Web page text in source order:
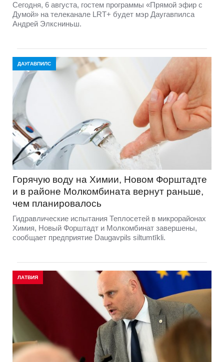
Сегодня, 6 августа, гостем программы «Прямой эфир с
Думой» на телеканале LRT+ будет мэр Даугавпилса
Андрей Элксниньш.
ДАУГАВПИЛС
Горячую воду на Химии, Новом Форштадте
и в районе Молкомбината вернут раньше,
чем планировалось
Гидравлические испытания Теплосетей в микрорайонах
Химия, Новый Форштадт и Молкомбинат завершены,
сообщает предприятие Daugavpils siltumtīkli.
ЛАТВИЯ